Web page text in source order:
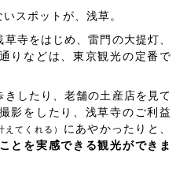
スポットが、浅草。
寺をはじめ、雷門の大提灯、
りなどは、東京観光の定番で
したり、老舗の土産店を見て
影をしたり、浅草寺のご利益
えてくれる）
にあやかったりと、
とを実感できる観光ができま